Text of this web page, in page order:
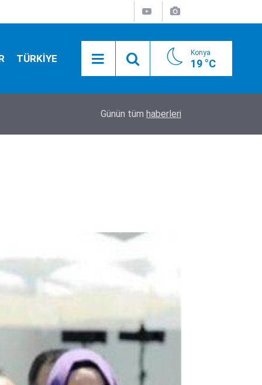
TÜRKİYE Konya
19 °C
Camide asılı halde bulundu
Günün tüm haberleri